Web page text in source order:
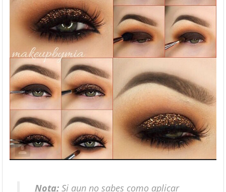
Nota:Si aun no sabes como aplicar